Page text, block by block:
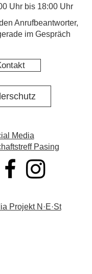
Uhr bis 18:00 Uhr
Anrufbeantworter,
im Gespräch
Media
Pasing
Projekt N·E·St